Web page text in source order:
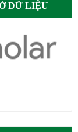
DỮ LIỆU